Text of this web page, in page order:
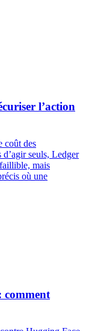
l’action
coût des
d’agir seuls, Ledger
mais
où une
comment